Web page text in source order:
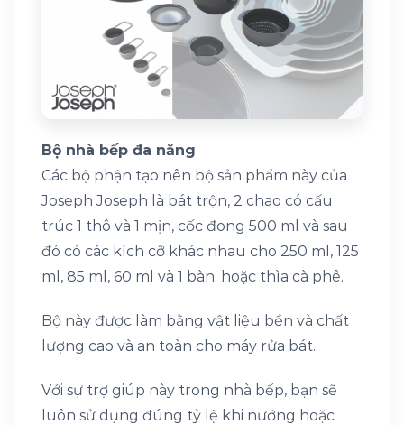
Bộ nhà bếp đa năng
Các bộ phận tạo nên bộ sản phẩm này của
Joseph Joseph là bát trộn, 2 chao có cấu
trúc 1 thô và 1 mịn, cốc đong 500 ml và sau
đó có các kích cỡ khác nhau cho 250 ml, 125
ml, 85 ml, 60 ml và 1 bàn. hoặc thìa cà phê.
Bộ này được làm bằng vật liệu bền và chất
lượng cao và an toàn cho máy rửa bát.
Với sự trợ giúp này trong nhà bếp, bạn sẽ
luôn sử dụng đúng tỷ lệ khi nướng hoặc